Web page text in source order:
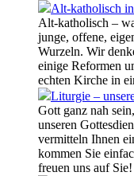
Alt-katholisch
Alt-katholisch –
junge, offene,
Wurzeln. Wir
einige Reformen
echten Kirche in
Liturgie –
Gott ganz nah
unseren
vermitteln Ihnen
kommen Sie
freuen uns auf Sie!